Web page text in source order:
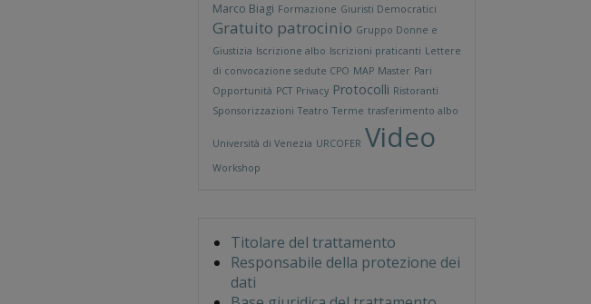
Marco Biagi Formazione Giuristi Democratici
Gratuito patrocinio Gruppo Donne e
Giustizia Iscrizione albo Iscrizioni praticanti Lettere
di convocazione sedute CPO MAP Master Pari
Opportunità PCT Privacy Protocolli Ristoranti
Sponsorizzazioni Teatro Terme trasferimento albo
Università di Venezia URCOFER Video
Workshop
Titolare del trattamento
Responsabile della protezione dei
dati